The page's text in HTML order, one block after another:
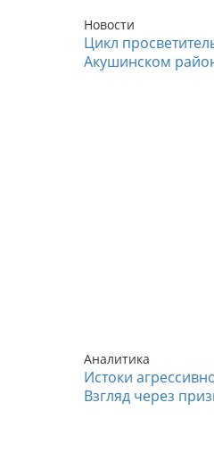
Новости
Цикл
Акушинском
Аналитика
Истоки
Взгляд через